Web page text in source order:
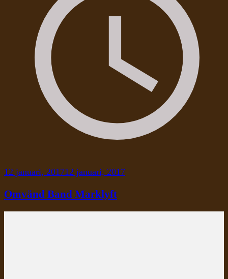
12 januari, 201712 januari, 2017
Omvänd Band Marklyft